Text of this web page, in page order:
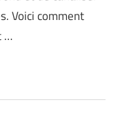
Voici comment
…